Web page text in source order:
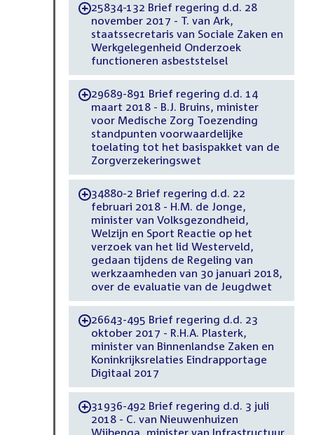
-25834-132 Brief regering d.d. 28
november 2017 - T. van Ark,
staatssecretaris van Sociale Zaken en
Werkgelegenheid Onderzoek
functioneren asbeststelsel
-29689-891 Brief regering d.d. 14
maart 2018 - B.J. Bruins, minister
voor Medische Zorg Toezending
standpunten voorwaardelijke
toelating tot het basispakket van de
Zorgverzekeringswet
-34880-2 Brief regering d.d. 22
februari 2018 - H.M. de Jonge,
minister van Volksgezondheid,
Welzijn en Sport Reactie op het
verzoek van het lid Westerveld,
gedaan tijdens de Regeling van
werkzaamheden van 30 januari 2018,
over de evaluatie van de Jeugdwet
-26643-495 Brief regering d.d. 23
oktober 2017 - R.H.A. Plasterk,
minister van Binnenlandse Zaken en
Koninkrijksrelaties Eindrapportage
Digitaal 2017
-31936-492 Brief regering d.d. 3 juli
2018 - C. van Nieuwenhuizen